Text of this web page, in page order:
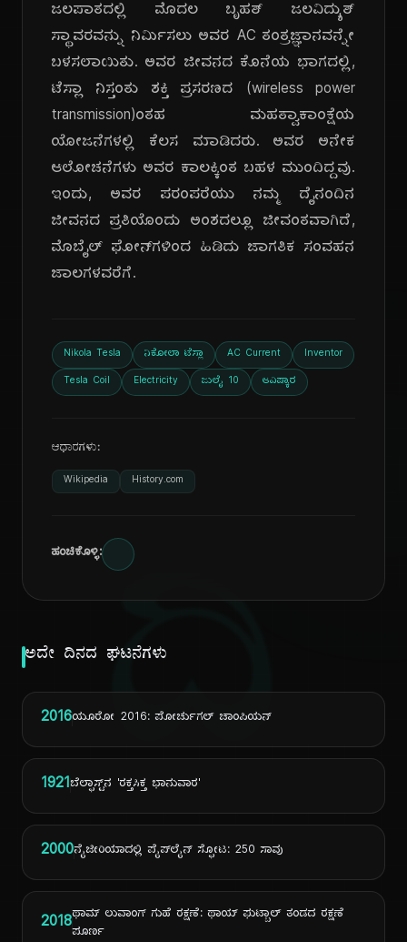
ದಿ
ಜಲಪಾತದಲ್ಲಿ ಮೊದಲ ಬೃಹತ್ ಜಲವಿದ್ಯುತ್
ಸ್ಥಾವರವನ್ನು ನಿರ್ಮಿಸಲು ಅವರ AC ತಂತ್ರಜ್ಞಾನವನ್ನೇ
ಬಳಸಲಾಯಿತು. ಅವರ ಜೀವನದ ಕೊನೆಯ ಭಾಗದಲ್ಲಿ,
ಟೆಸ್ಲಾ ನಿಸ್ತಂತು ಶಕ್ತಿ ಪ್ರಸರಣದ (wireless power
transmission)ಂತಹ ಮಹತ್ವಾಕಾಂಕ್ಷೆಯ
ಯೋಜನೆಗಳಲ್ಲಿ ಕೆಲಸ ಮಾಡಿದರು. ಅವರ ಅನೇಕ
ಆಲೋಚನೆಗಳು ಅವರ ಕಾಲಕ್ಕಿಂತ ಬಹಳ ಮುಂದಿದ್ದವು.
ಇಂದು, ಅವರ ಪರಂಪರೆಯು ನಮ್ಮ ದೈನಂದಿನ
ಜೀವನದ ಪ್ರತಿಯೊಂದು ಅಂಶದಲ್ಲೂ ಜೀವಂತವಾಗಿದೆ,
ಮೊಬೈಲ್ ಫೋನ್‌ಗಳಿಂದ ಹಿಡಿದು ಜಾಗತಿಕ ಸಂವಹನ
ಜಾಲಗಳವರೆಗೆ.
Nikola Tesla ನಿಕೋಲಾ ಟೆಸ್ಲಾ AC Current Inventor
Tesla Coil Electricity ಜುಲೈ 10 ಆವಿಷ್ಕಾರ
ಆಧಾರಗಳು:
Wikipedia History.com
ಹಂಚಿಕೊಳ್ಳಿ:
ಅದೇ ದಿನದ ಘಟನೆಗಳು
2016ಯೂರೋ 2016: ಪೋರ್ಚುಗಲ್ ಚಾಂಪಿಯನ್
1921ಬೆಲ್ಫಾಸ್ಟ್‌ನ 'ರಕ್ತಸಿಕ್ತ ಭಾನುವಾರ'
2000ನೈಜೀರಿಯಾದಲ್ಲಿ ಪೈಪ್‌ಲೈನ್ ಸ್ಫೋಟ: 250 ಸಾವು
2018ಥಾಮ್ ಲುವಾಂಗ್ ಗುಹೆ ರಕ್ಷಣೆ: ಥಾಯ್ ಫುಟ್ಬಾಲ್ ತಂಡದ ರಕ್ಷಣೆ
ಪೂರ್ಣ